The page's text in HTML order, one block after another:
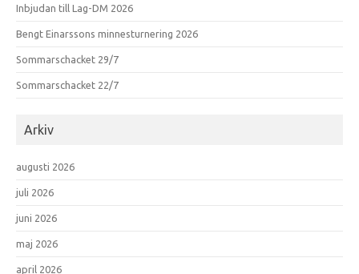
Inbjudan till Lag-DM 2026
Bengt Einarssons minnesturnering 2026
Sommarschacket 29/7
Sommarschacket 22/7
Arkiv
augusti 2026
juli 2026
juni 2026
maj 2026
april 2026